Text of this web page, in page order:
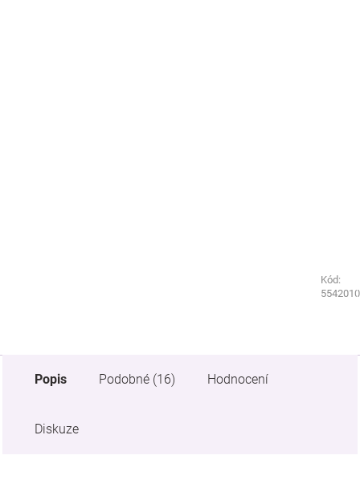
Kód:
Kód:
Popis Podobné (16) Hodnocení
Diskuze